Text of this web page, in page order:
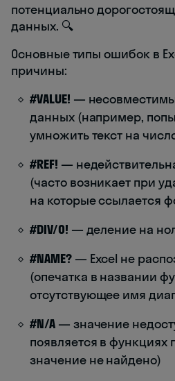
потенциально
данных. 🔍
Основные типы ошибок в
причины:
#VALUE! —
данных (например,
умножить текст на
#REF! —
(часто возникает при
на которые ссылается
#DIV/0! — деление на
#NAME?— Excel не
(опечатка в названии
отсутствующее имя
#N/A— значение
появляется в функциях
значение не найдено)